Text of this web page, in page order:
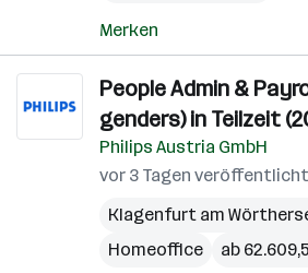
Merken
People Admin &
genders) in Teilzeit
Philips Austria GmbH
vor 3 Tagen veröffentlicht
Klagenfurt am
Homeoffice
ab